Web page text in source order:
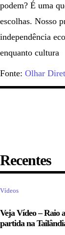
podem? É uma
escolhas. Nosso
independência
enquanto cultura
Fonte: Olhar
Recentes
Vídeos
Veja Vídeo – Raio
partida na